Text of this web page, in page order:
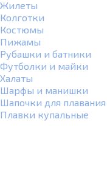
Жилеты
Колготки
Костюмы
Пижамы
Рубашки и батники
Футболки и майки
Халаты
Шарфы и манишки
Шапочки для плавания
Плавки купальные